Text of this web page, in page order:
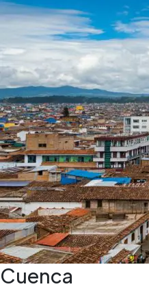
Cuenca